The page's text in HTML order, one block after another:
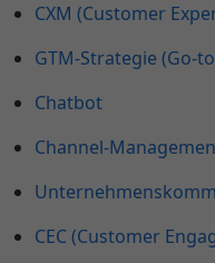
CXM (Customer
GTM-Strategie (Go-
Chatbot
Channel-
CEC (Customer